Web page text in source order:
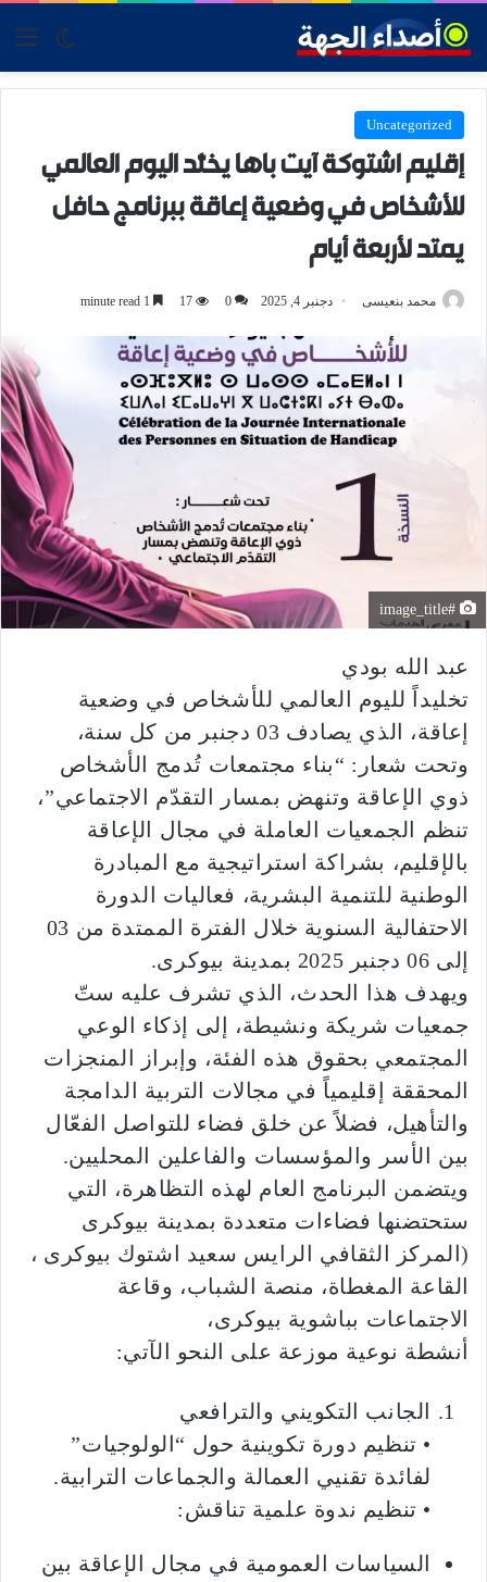
skin
Uncategorized
إقليم اشتوكة آيت باها يخلّد اليوم العالمي
للأشخاص في وضعية إعاقة ببرنامج حافل
يمتد لأربعة أيام
محمد بنعيسى دجنبر 4, 2025 0
17
#image_title
عبد الله بودي
تخليداً لليوم العالمي للأشخاص في وضعية
إعاقة، الذي يصادف 03 دجنبر من كل سنة،
وتحت شعار: “بناء مجتمعات تُدمج الأشخاص
ذوي الإعاقة وتنهض بمسار التقدّم الاجتماعي”،
تنظم الجمعيات العاملة في مجال الإعاقة
بالإقليم، بشراكة استراتيجية مع المبادرة
الوطنية للتنمية البشرية، فعاليات الدورة
الاحتفالية السنوية خلال الفترة الممتدة من 03
إلى 06 دجنبر 2025 بمدينة بيوكرى.
ويهدف هذا الحدث، الذي تشرف عليه ستّ
جمعيات شريكة ونشيطة، إلى إذكاء الوعي
المجتمعي بحقوق هذه الفئة، وإبراز المنجزات
المحققة إقليمياً في مجالات التربية الدامجة
والتأهيل، فضلاً عن خلق فضاء للتواصل الفعّال
بين الأسر والمؤسسات والفاعلين المحليين.
ويتضمن البرنامج العام لهذه التظاهرة، التي
ستحتضنها فضاءات متعددة بمدينة بيوكرى
(المركز الثقافي الرايس سعيد اشتوك بيوكرى ،
القاعة المغطاة، منصة الشباب، وقاعة
الاجتماعات بباشوية بيوكرى،
أنشطة نوعية موزعة على النحو الآتي:
الجانب التكويني والترافعي
• تنظيم دورة تكوينية حول “الولوجيات”
لفائدة تقنيي العمالة والجماعات الترابية.
• تنظيم ندوة علمية تناقش:
السياسات العمومية في مجال الإعاقة بين